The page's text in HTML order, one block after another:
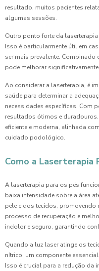
resultado, muitos pacientes
algumas sessões.
Outro ponto forte da
Isso é particularmente útil em
ser mais prevalente.
pode melhorar
Ao considerar a laserterapia, é
saúde para determinar a
necessidades específicas. Com
resultados ótimos e
eficiente e moderna, alinhada
cuidado podológico.
Como a Laserterapia
A laserterapia para os pés
baixa intensidade sobre a área
pele e dos tecidos, promovendo
processo de recuperação e
indolor e seguro, garantindo
Quando a luz laser atinge os
nítrico, um componente
Isso é crucial para a redução da